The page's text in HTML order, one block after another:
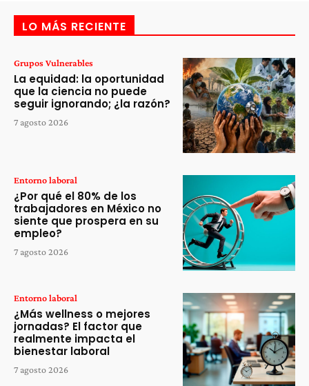
LO MÁS RECIENTE
Grupos Vulnerables
La equidad: la oportunidad
que la ciencia no puede
seguir ignorando; ¿la razón?
7 agosto 2026
Entorno laboral
¿Por qué el 80% de los
trabajadores en México no
siente que prospera en su
empleo?
7 agosto 2026
Entorno laboral
¿Más wellness o mejores
jornadas? El factor que
realmente impacta el
bienestar laboral
7 agosto 2026